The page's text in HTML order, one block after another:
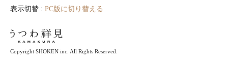
表示切替 : PC版に切り替える
Copyright SHOKEN inc. All Rights Reserved.